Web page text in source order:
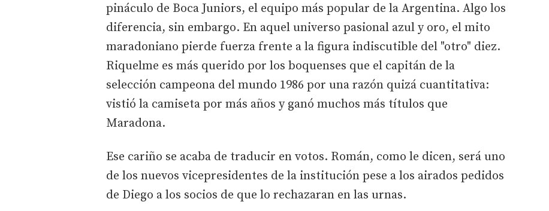
pináculo de Boca Juniors, el equipo más popular de la Argentina. Algo los
diferencia, sin embargo. En aquel universo pasional azul y oro, el mito
maradoniano pierde fuerza frente a la figura indiscutible del "otro" diez.
Riquelme es más querido por los boquenses que el capitán de la
selección campeona del mundo 1986 por una razón quizá cuantitativa:
vistió la camiseta por más años y ganó muchos más títulos que
Maradona.
Ese cariño se acaba de traducir en votos. Román, como le dicen, será uno
de los nuevos vicepresidentes de la institución pese a los airados pedidos
de Diego a los socios de que lo rechazaran en las urnas.